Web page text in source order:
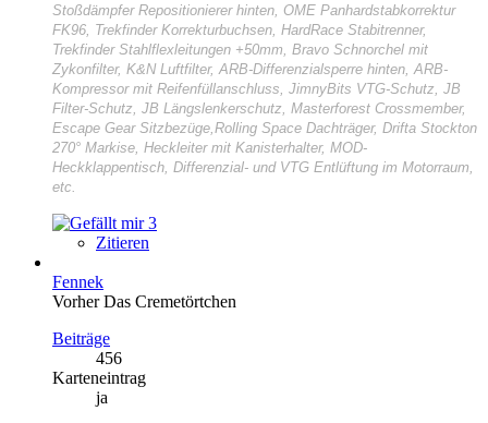
Stoßdämpfer Repositionierer hinten, OME Panhardstabkorrektur
FK96, Trekfinder Korrekturbuchsen, HardRace Stabitrenner,
Trekfinder Stahlflexleitungen +50mm, Bravo Schnorchel mit
Zykonfilter, K&N Luftfilter, ARB-Differenzialsperre hinten, ARB-
Kompressor mit Reifenfüllanschluss, JimnyBits VTG-Schutz, JB
Filter-Schutz, JB Längslenkerschutz, Masterforest Crossmember,
Escape Gear Sitzbezüge,Rolling Space Dachträger, Drifta Stockton
270° Markise, Heckleiter mit Kanisterhalter, MOD-
Heckklappentisch, Differenzial- und VTG Entlüftung im Motorraum,
etc.
3
Zitieren
Fennek
Vorher Das Cremetörtchen
Beiträge
456
Karteneintrag
ja